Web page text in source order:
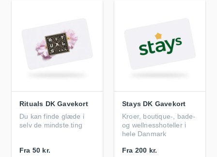
Rituals DK Gavekort
Du kan finde glæde i
selv de mindste ting
Fra 50 kr.
Stays DK Gavekort
Kroer, boutique-, bade-
og wellnesshoteller i
hele Danmark
Fra 200 kr.